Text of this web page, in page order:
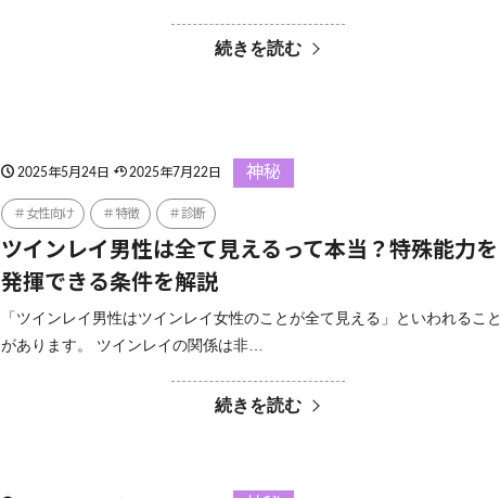
続きを読む
2025年5月24日 2025年7月22日 神秘
女性向け 特徴 診断
ツインレイ男性は全て見えるって本当？特殊能力を
発揮できる条件を解説
「ツインレイ男性はツインレイ女性のことが全て見える」といわれること
があります。 ツインレイの関係は非…
続きを読む